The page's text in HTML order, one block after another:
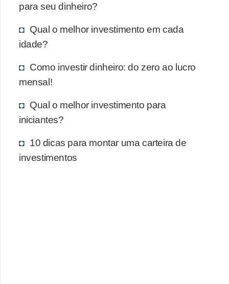
para seu dinheiro?
Qual o melhor investimento em cada
idade?
Como investir dinheiro: do zero ao lucro
mensal!
Qual o melhor investimento para
iniciantes?
10 dicas para montar uma carteira de
investimentos